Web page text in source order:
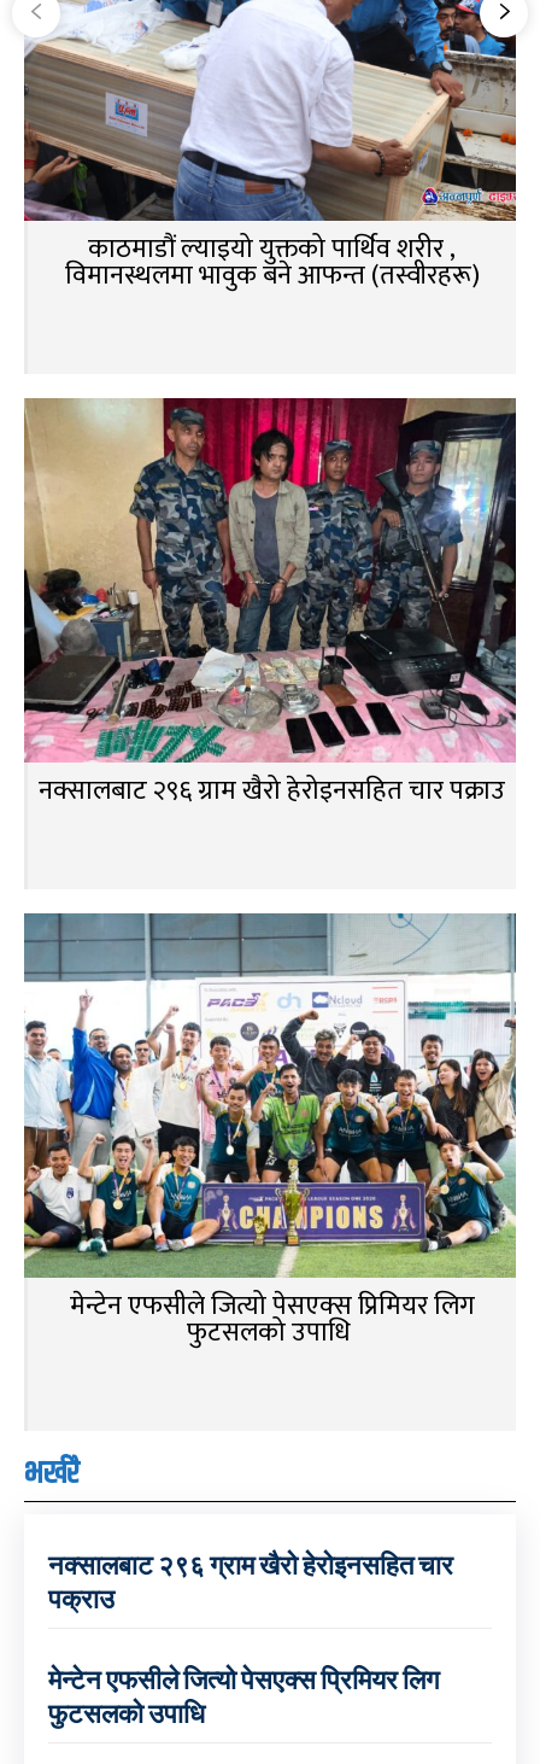
काठमाडौं ल्याइयो युक्तको पार्थिव शरीर ,
विमानस्थलमा भावुक बने आफन्त (तस्वीरहरू)
नक्सालबाट २९६ ग्राम खैरो हेरोइनसहित चार पक्राउ
मेन्टेन एफसीले जित्यो पेसएक्स प्रिमियर लिग
फुटसलको उपाधि
भर्खरै
नक्सालबाट २९६ ग्राम खैरो हेरोइनसहित चार
पक्राउ
मेन्टेन एफसीले जित्यो पेसएक्स प्रिमियर लिग
फुटसलको उपाधि